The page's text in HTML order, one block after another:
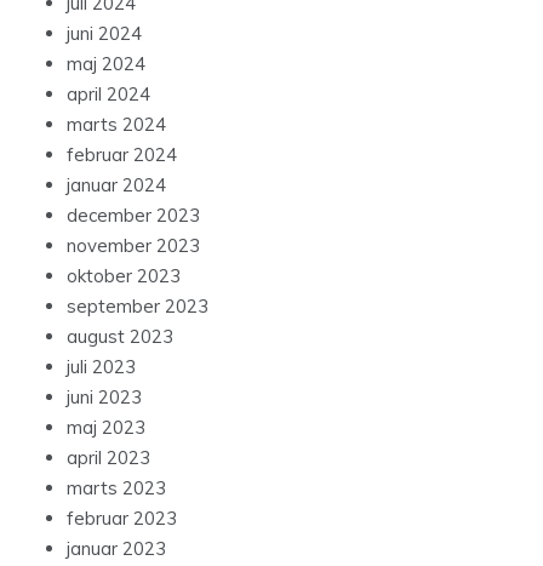
juni 2024
maj 2024
april 2024
marts 2024
februar 2024
januar 2024
december 2023
november 2023
oktober 2023
september 2023
august 2023
juli 2023
juni 2023
maj 2023
april 2023
marts 2023
februar 2023
januar 2023